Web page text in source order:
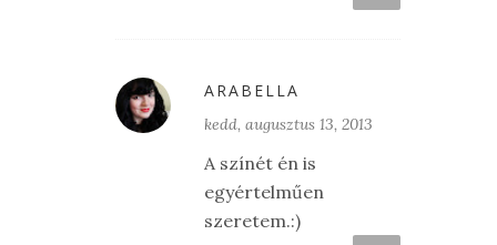
ARABELLA
kedd, augusztus 13, 2013
A színét én is
egyértelműen
szeretem.:)